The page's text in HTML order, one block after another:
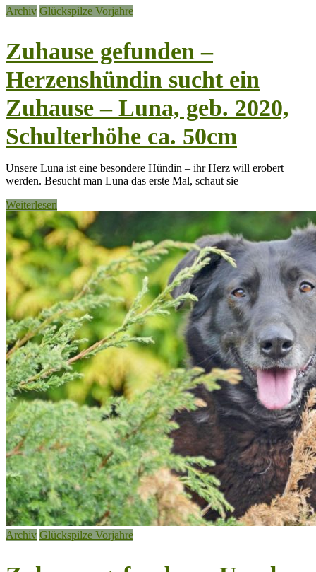
Archiv Glückspilze Vorjahre
Zuhause gefunden –
Herzenshündin sucht ein
Zuhause – Luna, geb. 2020,
Schulterhöhe ca. 50cm
Unsere Luna ist eine besondere Hündin – ihr Herz will erobert
werden. Besucht man Luna das erste Mal, schaut sie
Weiterlesen
Archiv Glückspilze Vorjahre